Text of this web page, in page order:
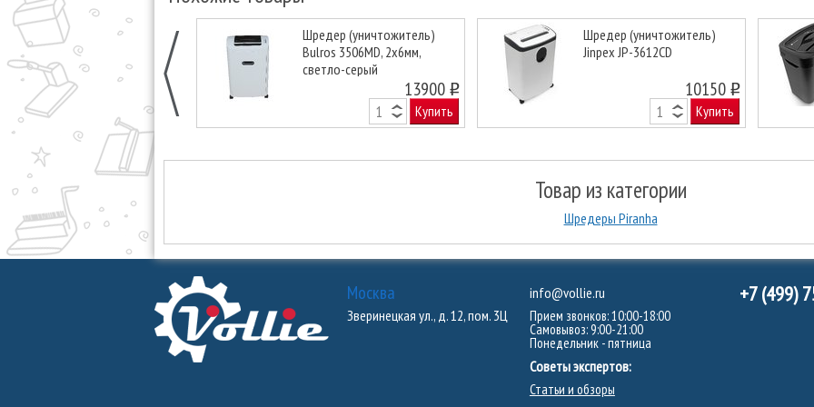
Шредер (уничтожитель)
Bulros 3506MD, 2x6мм,
светло-серый
13900 o
Купить
Шредер (уничтожитель)
Jinpex JP-3612CD
10150 o
Купить
Товар из категории
Шредеры Piranha
Москва
Зверинецкая ул., д. 12, пом. 3Ц
info@vollie.ru
Прием звонков: 10:00-18:00
Самовывоз: 9:00-21:00
Понедельник - пятница
Советы экспертов:
Статьи и обзоры
+7 (499)